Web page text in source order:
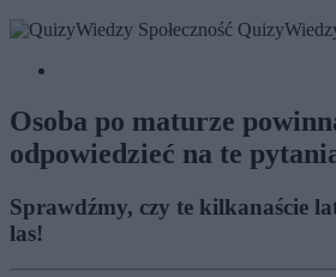
Społeczność
Osoba po maturze
odpowiedzieć na te
Sprawdźmy, czy te kilkanaście
las!